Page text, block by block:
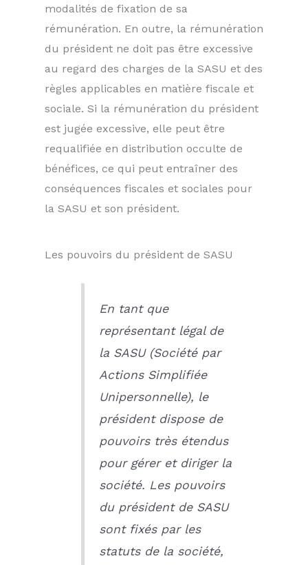
modalités de fixation de sa
rémunération. En outre, la rémunération
du président ne doit pas être excessive
au regard des charges de la SASU et des
règles applicables en matière fiscale et
sociale. Si la rémunération du président
est jugée excessive, elle peut être
requalifiée en distribution occulte de
bénéfices, ce qui peut entraîner des
conséquences fiscales et sociales pour
la SASU et son président.
Les pouvoirs du président de SASU
En tant que
représentant légal de
la SASU (Société par
Actions Simplifiée
Unipersonnelle), le
président dispose de
pouvoirs très étendus
pour gérer et diriger la
société. Les pouvoirs
du président de SASU
sont fixés par les
statuts de la société,